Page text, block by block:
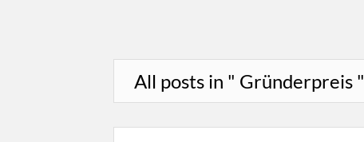
All posts in " Gründerpreis "